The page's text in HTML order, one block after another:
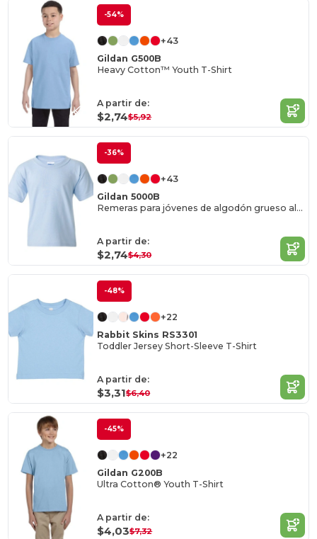
-54%
+43
Gildan G500B
Heavy Cotton™ Youth T-Shirt
A partir de:
$2,74$5,92
-36%
+43
Gildan 5000B
Remeras para jóvenes de algodón grueso al por mayor
A partir de:
$2,74$4,30
-48%
+22
Rabbit Skins RS3301
Toddler Jersey Short-Sleeve T-Shirt
A partir de:
$3,31$6,40
-45%
+22
Gildan G200B
Ultra Cotton® Youth T-Shirt
A partir de:
$4,03$7,32